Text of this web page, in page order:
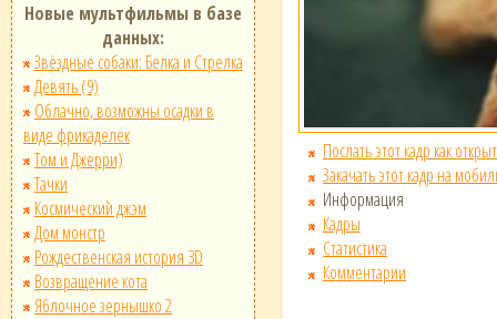
Новые мультфильмы в базе
данных:
Звёздные собаки: Белка и Стрелка
Девять (9)
Облачно, возможны осадки в
виде фрикаделек
Том и Джерри)
Тачки
Космический джэм
Дом монстр
Рождественская история 3D
Возвращение кота
Яблочное зернышко 2
Послать этот кадр как
Закачать этот кадр на
Информация
Кадры
Статистика
Комментарии